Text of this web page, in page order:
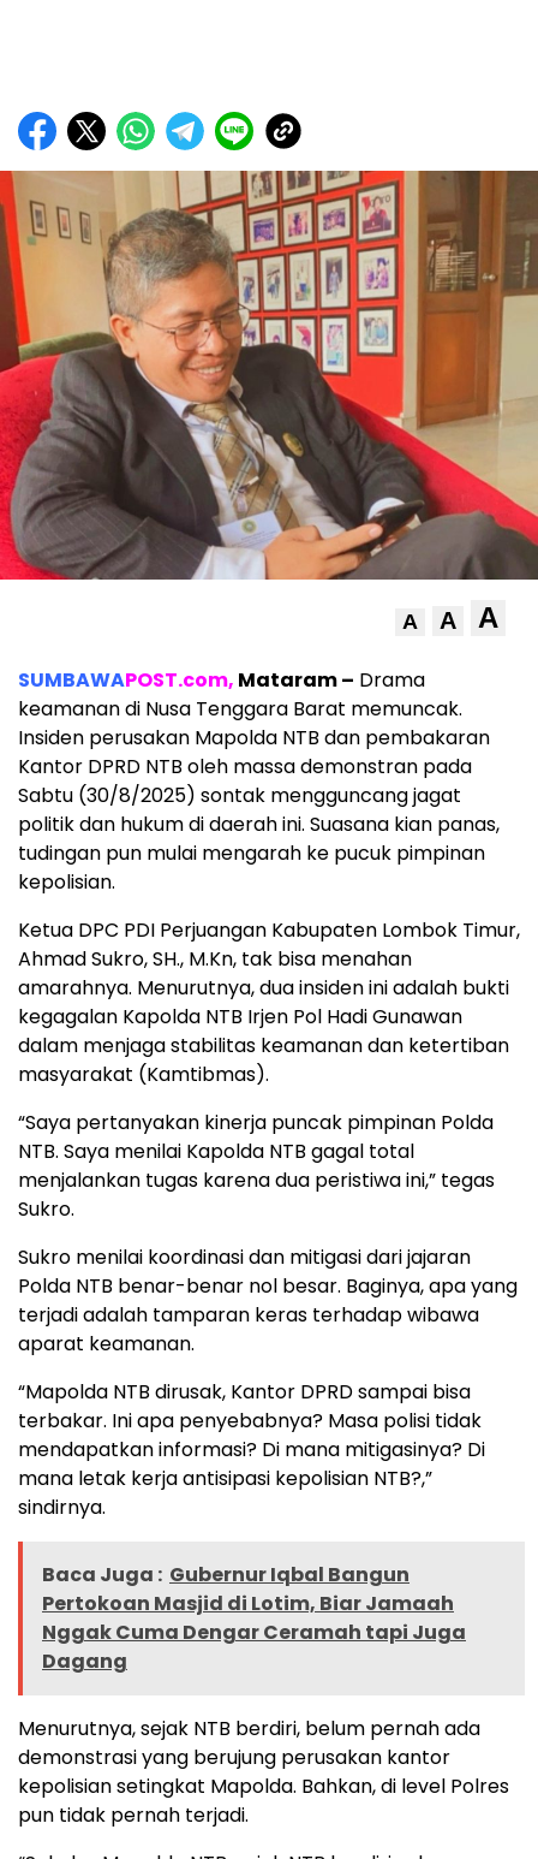
A A A
SUMBAWAPOST.com, Mataram – Drama
keamanan di Nusa Tenggara Barat memuncak.
Insiden perusakan Mapolda NTB dan pembakaran
Kantor DPRD NTB oleh massa demonstran pada
Sabtu (30/8/2025) sontak mengguncang jagat
politik dan hukum di daerah ini. Suasana kian panas,
tudingan pun mulai mengarah ke pucuk pimpinan
kepolisian.
Ketua DPC PDI Perjuangan Kabupaten Lombok Timur,
Ahmad Sukro, SH., M.Kn, tak bisa menahan
amarahnya. Menurutnya, dua insiden ini adalah bukti
kegagalan Kapolda NTB Irjen Pol Hadi Gunawan
dalam menjaga stabilitas keamanan dan ketertiban
masyarakat (Kamtibmas).
“Saya pertanyakan kinerja puncak pimpinan Polda
NTB. Saya menilai Kapolda NTB gagal total
menjalankan tugas karena dua peristiwa ini,” tegas
Sukro.
Sukro menilai koordinasi dan mitigasi dari jajaran
Polda NTB benar-benar nol besar. Baginya, apa yang
terjadi adalah tamparan keras terhadap wibawa
aparat keamanan.
“Mapolda NTB dirusak, Kantor DPRD sampai bisa
terbakar. Ini apa penyebabnya? Masa polisi tidak
mendapatkan informasi? Di mana mitigasinya? Di
mana letak kerja antisipasi kepolisian NTB?,”
sindirnya.
Baca Juga : Gubernur Iqbal Bangun
Pertokoan Masjid di Lotim, Biar Jamaah
Nggak Cuma Dengar Ceramah tapi Juga
Dagang
Menurutnya, sejak NTB berdiri, belum pernah ada
demonstrasi yang berujung perusakan kantor
kepolisian setingkat Mapolda. Bahkan, di level Polres
pun tidak pernah terjadi.